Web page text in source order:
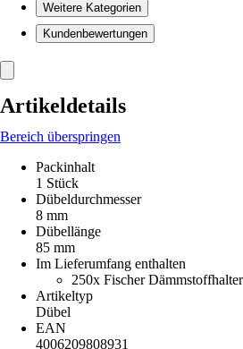
Weitere Kategorien
Kundenbewertungen
Artikeldetails
Bereich überspringen
Packinhalt
1 Stück
Dübeldurchmesser
8 mm
Dübellänge
85 mm
Im Lieferumfang enthalten
250x Fischer
Artikeltyp
Dübel
EAN
4006209808931